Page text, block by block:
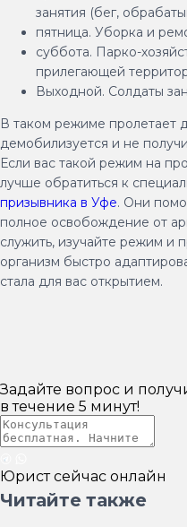
занятия (бег,
пятница. Уборка и
суббота. Парко-
прилегающей
Выходной. Солдаты
В таком режиме пролетает
демобилизуется и не
Если вас такой режим на
лучше обратиться к
призывника в Уфе. Они
полное освобождение от
служить, изучайте режим и
организм быстро
стала для вас открытием.
Задайте вопрос и
в течение 5 минут!
Юрист сейчас онлайн
Читайте также